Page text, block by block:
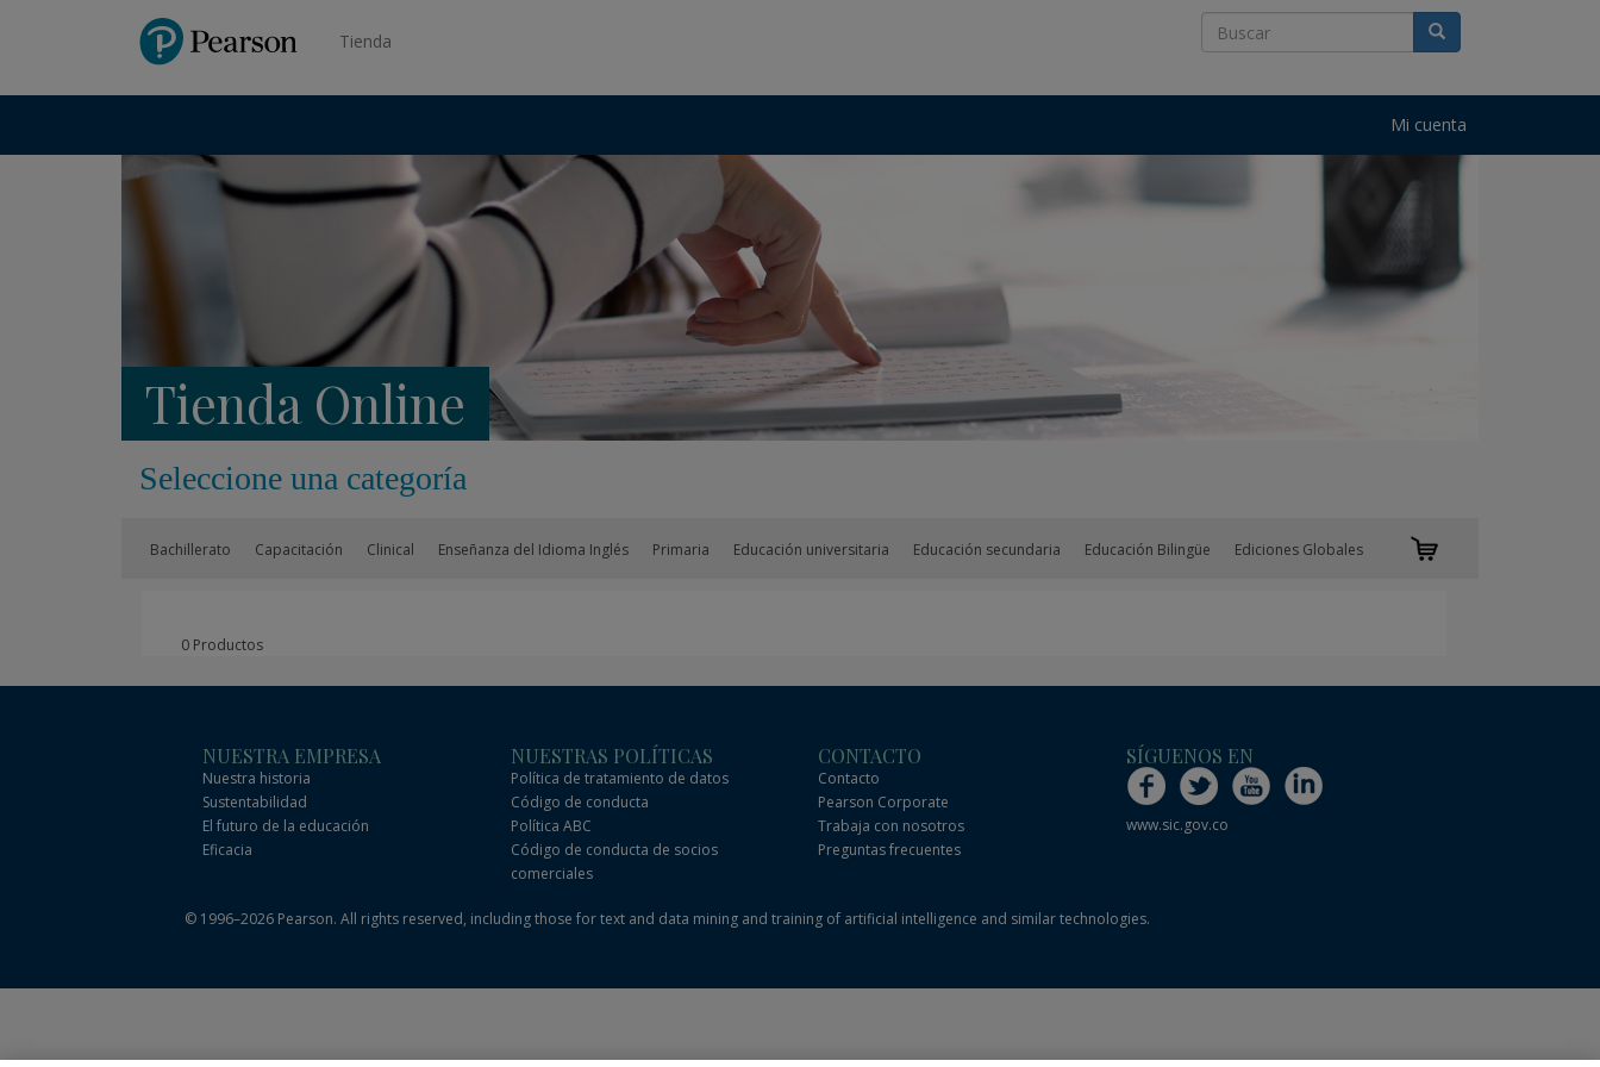
PearsonTienda
Mi cuenta
Tienda Online
Seleccione una categoría
Bachillerato Capacitación Clinical Enseñanza del Idioma Inglés Primaria Educación universitaria Educación secundaria Educación Bilingüe Ediciones Globales
0 Productos
NUESTRA EMPRESA
Nuestra historia
Sustentabilidad
El futuro de la educación
Eficacia
NUESTRAS POLÍTICAS
Política de tratamiento de datos
Código de conducta
Política ABC
Código de conducta de socios
comerciales
CONTACTO
Contacto
Pearson Corporate
Trabaja con nosotros
Preguntas frecuentes
SÍGUENOS EN
www.sic.gov.co
© 1996–2026 Pearson. All rights reserved, including those for text and data mining and training of artificial intelligence and similar technologies.